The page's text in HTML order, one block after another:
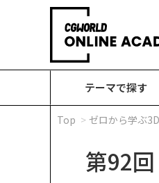
テーマで探す
Top ゼロから学ぶ
第92